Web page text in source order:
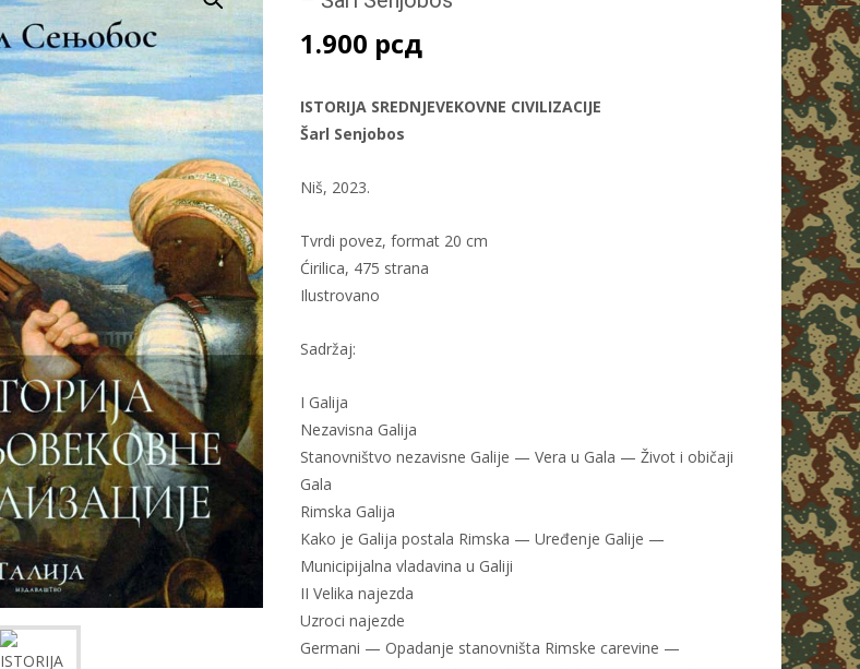
1.900 рсд
ISTORIJA SREDNJEVEKOVNE CIVILIZACIJE
Šarl Senjobos
Niš, 2023.
Tvrdi povez, format 20 cm
Ćirilica, 475 strana
Ilustrovano
Sadržaj:
I Galija
Nezavisna Galija
Stanovništvo nezavisne Galije — Vera u Gala — Život i običaji
Gala
Rimska Galija
Kako je Galija postala Rimska — Uređenje Galije —
Municipijalna vladavina u Galiji
II Velika najezda
Uzroci najezde
Germani — Opadanje stanovništa Rimske carevine —